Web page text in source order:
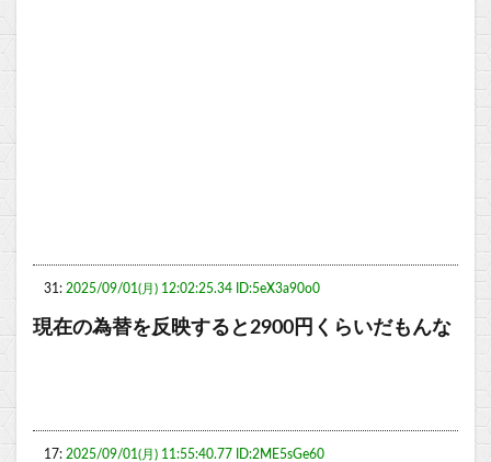
31: 2025/09/01(月) 12:02:25.34 ID:5eX3a90o0
現在の為替を反映すると2900円くらいだもんな
17: 2025/09/01(月) 11:55:40.77 ID:2ME5sGe60